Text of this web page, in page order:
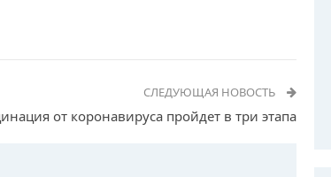
СЛЕДУЮЩАЯ НОВОСТЬ
от коронавируса пройдет в три этапа